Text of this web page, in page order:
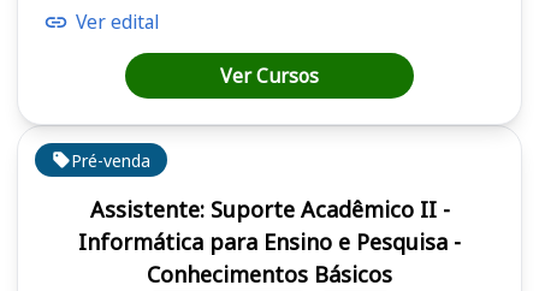
Pré-venda
Assistente: Suporte Acadêmico II -
Informática para Ensino e Pesquisa -
Conhecimentos Básicos
Ver edital
Ver Cursos